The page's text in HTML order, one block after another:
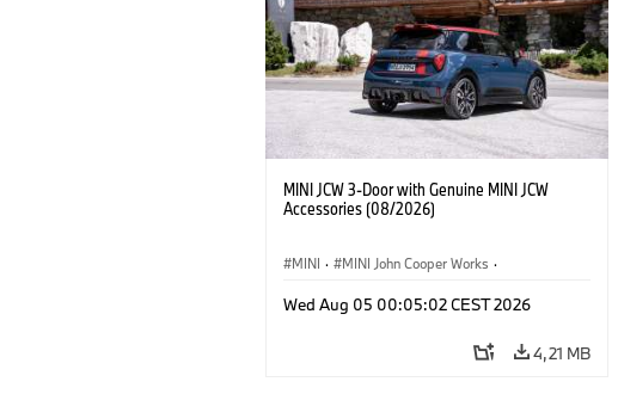
MINI JCW 3-Door with Genuine MINI JCW
Accessories (08/2026)
MINI · MINI John Cooper Works ·
Wed Aug 05 00:05:02 CEST 2026
4,21 MB